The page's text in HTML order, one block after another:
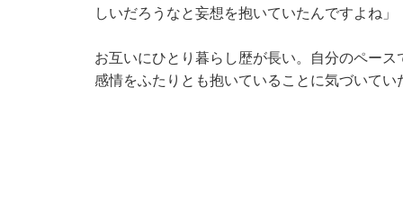
しいだろうなと妄想を抱いていたんですよね」
お互いにひとり暮らし歴が長い。自分のペー
感情をふたりとも抱いていることに気づいてい